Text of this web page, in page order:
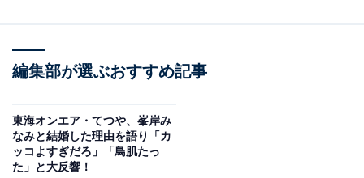
編集部が選ぶおすすめ記事
東海オンエア・てつや、峯岸み
なみと結婚した理由を語り「カ
ッコよすぎだろ」「鳥肌たっ
た」と大反響！